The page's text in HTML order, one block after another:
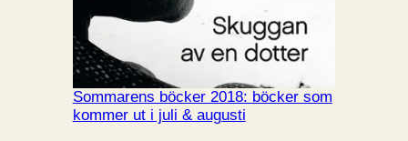
Sommarens böcker 2018: böcker som
kommer ut i juli & augusti